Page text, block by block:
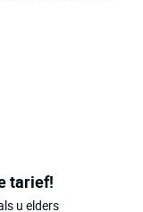
tarief!
u elders